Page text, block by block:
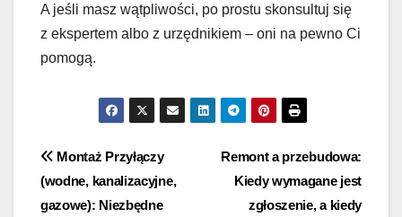
A jeśli masz wątpliwości, po prostu skonsultuj się
z ekspertem albo z urzędnikiem – oni na pewno Ci
pomogą.
Nawigacja
wpisu
Remont a przebudowa:
Kiedy wymagane jest
zgłoszenie, a kiedy
Montaż Przyłączy
(wodne, kanalizacyjne,
gazowe): Niezbędne